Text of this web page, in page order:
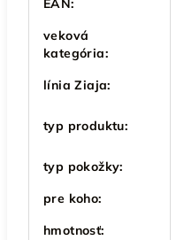
EAN:
veková
kategória:
línia Ziaja:
typ produktu:
typ pokožky:
pre koho:
hmotnosť: